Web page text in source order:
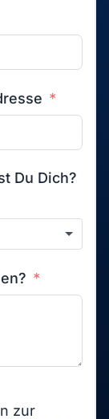
Du Dich?
zur